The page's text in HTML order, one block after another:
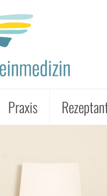
Praxis